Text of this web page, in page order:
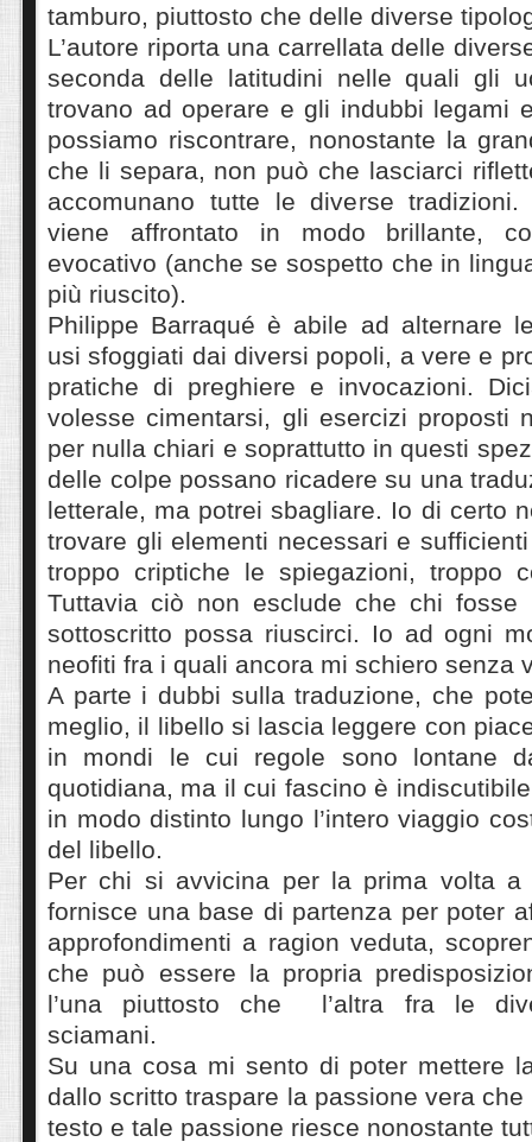
tamburo, piuttosto che delle diverse
L’autore riporta una carrellata delle
seconda delle latitudini nelle quali gli
trovano ad operare e gli indubbi legami
possiamo riscontrare, nonostante la
che li separa, non può che lasciarci
accomunano tutte le diverse tradizioni.
viene affrontato in modo brillante,
evocativo (anche se sospetto che in
più riuscito).
Philippe Barraqué è abile ad alternare
usi sfoggiati dai diversi popoli, a vere e
pratiche di preghiere e invocazioni.
volesse cimentarsi, gli esercizi proposti
per nulla chiari e soprattutto in questi
delle colpe possano ricadere su una
letterale, ma potrei sbagliare. Io di certo
trovare gli elementi necessari e
troppo criptiche le spiegazioni, troppo
Tuttavia ciò non esclude che chi fosse
sottoscritto possa riuscirci. Io ad ogni
neofiti fra i quali ancora mi schiero senza
A parte i dubbi sulla traduzione, che
meglio, il libello si lascia leggere con
in mondi le cui regole sono lontane
quotidiana, ma il cui fascino è
in modo distinto lungo l’intero viaggio
del libello.
Per chi si avvicina per la prima volta a
fornisce una base di partenza per poter
approfondimenti a ragion veduta,
che può essere la propria
l’una piuttosto che l’altra fra le
sciamani.
Su una cosa mi sento di poter mettere
dallo scritto traspare la passione vera che
testo e tale passione riesce nonostante